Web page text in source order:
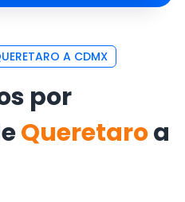
A CDMX
por
Queretaroa